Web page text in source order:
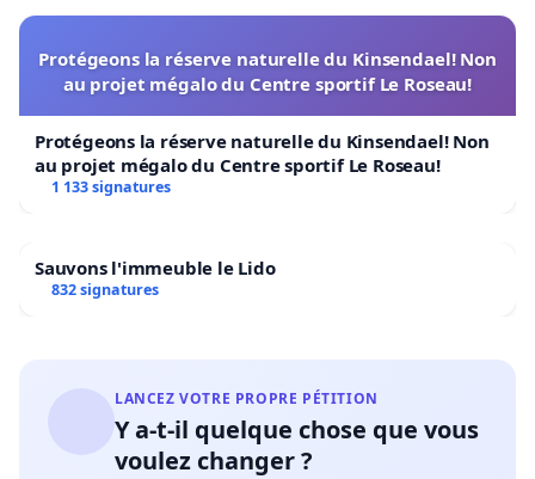
Protégeons la réserve naturelle du Kinsendael! Non
au projet mégalo du Centre sportif Le Roseau!
Protégeons la réserve naturelle du Kinsendael! Non
au projet mégalo du Centre sportif Le Roseau!
1 133 signatures
Sauvons l'immeuble le Lido
832 signatures
LANCEZ VOTRE PROPRE PÉTITION
Y a-t-il quelque chose que vous
voulez changer ?